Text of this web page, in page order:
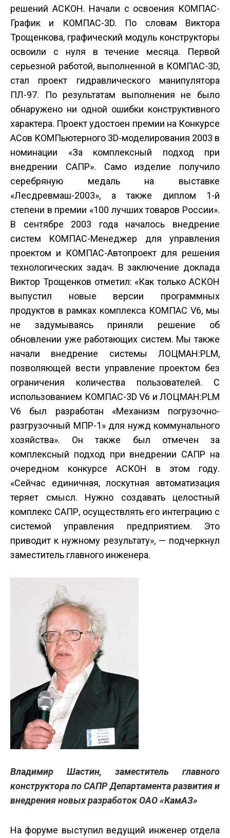
решений АСКОН. Начали с освоения КОМПАС-
График и КОМПАС-3D. По словам Виктора
Трощенкова, графический модуль конструкторы
освоили с нуля в течение месяца. Первой
серьезной работой, выполненной в КОМПАС-3D,
стал проект гидравлического манипулятора
ПЛ-97. По результатам выполнения не было
обнаружено ни одной ошибки конструктивного
характера. Проект удостоен премии на Конкурсе
АСов КОМПьютерного 3D-моделирования 2003 в
номинации «За комплексный подход при
внедрении САПР». Само изделие получило
серебряную медаль на выставке
«Лесдревмаш-2003», а также диплом 1-й
степени в премии «100 лучших товаров России».
В сентябре 2003 года началось внедрение
систем КОМПАС-Менеджер для управления
проектом и КОМПАС-Автопроект для решения
технологических задач. В заключение доклада
Виктор Трощенков отметил: «Как только АСКОН
выпустил новые версии программных
продуктов в рамках комплекса КОМПАС V6, мы
не задумываясь приняли решение об
обновлении уже работающих систем. Мы также
начали внедрение системы ЛОЦМАН:PLM,
позволяющей вести управление проектом без
ограничения количества пользователей. С
использованием КОМПАС-3D V6 и ЛОЦМАН:PLM
V6 был разработан «Механизм погрузочно-
разгрузочный МПР-1» для нужд коммунального
хозяйства». Он также был отмечен за
комплексный подход при внедрении САПР на
очередном конкурсе АСКОН в этом году.
«Сейчас единичная, лоскутная автоматизация
теряет смысл. Нужно создавать целостный
комплекс САПР, осуществлять его интеграцию с
системой управления предприятием. Это
приводит к нужному результату», — подчеркнул
заместитель главного инженера.
Владимир Шастин, заместитель главного
конструктора по САПР Департамента развития и
внедрения новых разработок ОАО «КамАЗ»
На форуме выступил ведущий инженер отдела